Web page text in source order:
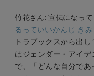
竹花さん: 宣伝になっ
るっていいかんじ き
トラブックスから出
はジェンダー・アイ
で、「どんな自分で